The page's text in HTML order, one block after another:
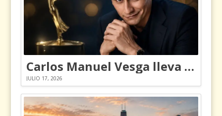
Carlos Manuel Vesga lleva el nombre de Colombia a los Emmy
JULIO 17, 2026